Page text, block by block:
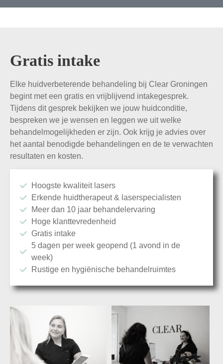
Gratis intake
Elke huidverbeterende behandeling bij Clear Groningen
begint met een gratis en vrijblijvend intakegesprek.
Tijdens dit gesprek bekijken we jouw huidconditie,
bespreken we je wensen en leggen we uit welke
behandelmogelijkheden er zijn. Ook krijg je advies over
het aantal benodigde behandelingen en de te verwachten
resultaten en kosten.
Hoogste kwaliteit lasers
Erkende huid­therapeut & laser­specialisten
Meer dan 10 jaar behandel­ervaring
Hoge klant­tevreden­heid
Gratis intake
5 dagen per week geopend (1 avond in de
week)
Rustige en hygiënische behandel­ruimtes